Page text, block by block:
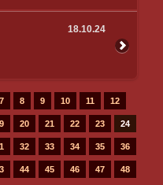
18.10.24
7 8 9 10 11 12
20 21 22 23 24
32 33 34 35 36
44 45 46 47 48